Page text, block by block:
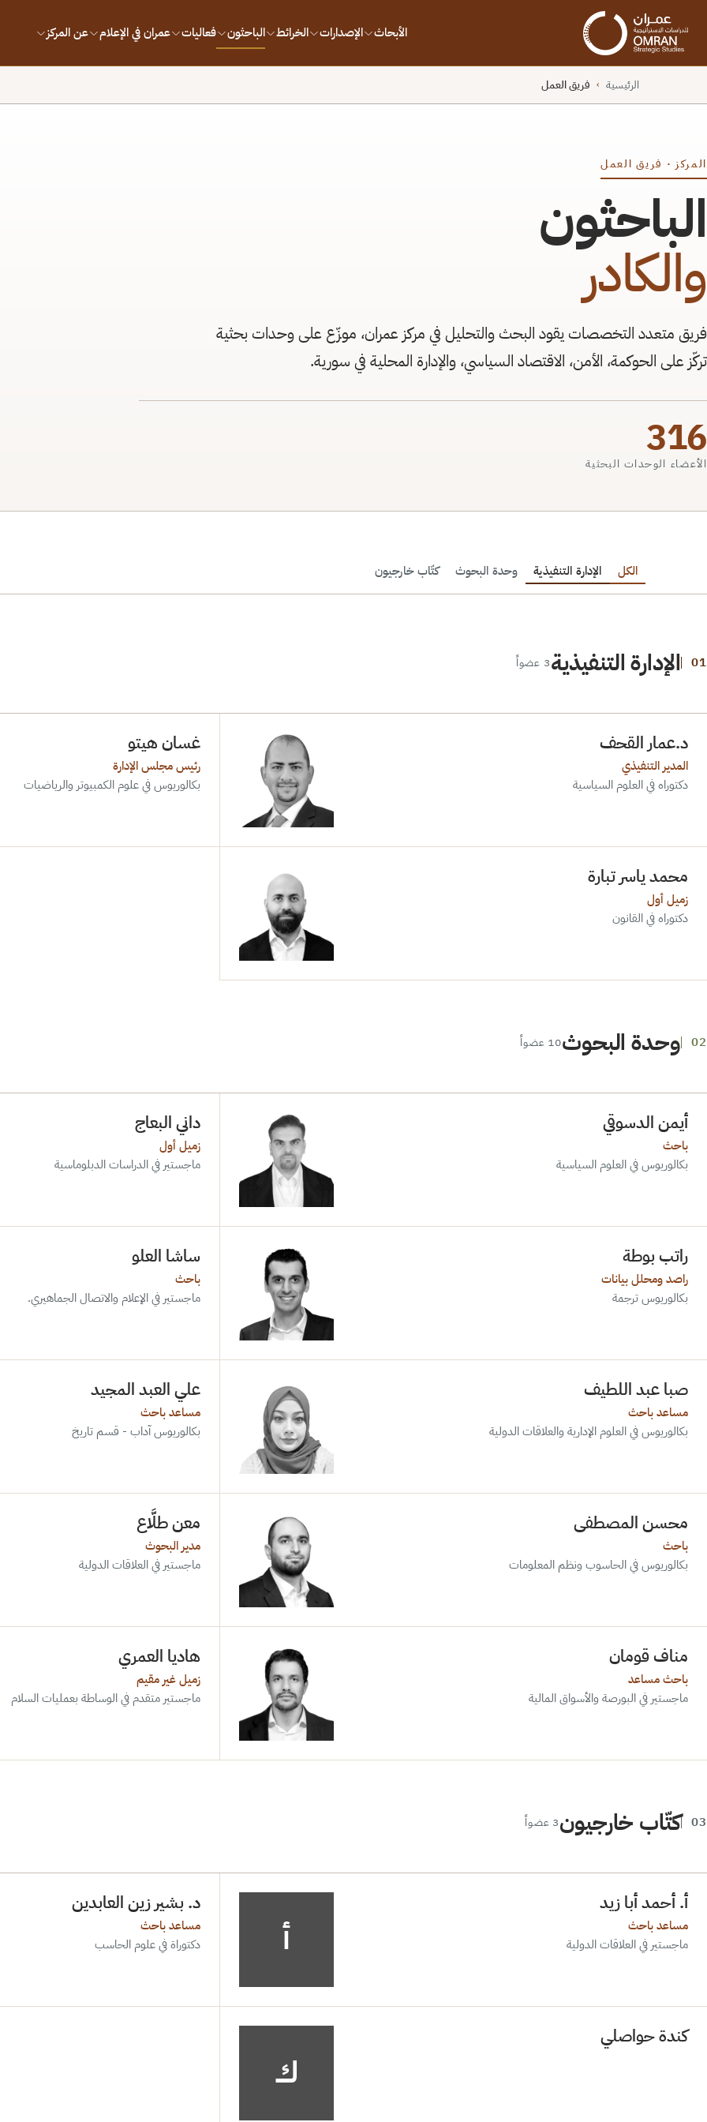
الأبحاث الإصدارات الخرائط الباحثون فعاليات عمران في الإعلام عن المركز
الرئيسية › فريق العمل
المركز · فريق العمل
الباحثون
والكادر
فريق متعدد التخصصات يقود البحث والتحليل في مركز عمران، موزّع على وحدات بحثية
تركّز على الحوكمة، الأمن، الاقتصاد السياسي، والإدارة المحلية في سورية.
الأعضاء
16
الوحدات البحثية
3
الكل الإدارة التنفيذية وحدة البحوث كتّاب خارجيون
الإدارة التنفيذية3
د.عمار القحف
المدير التنفيذي
دكتوراه في العلوم السياسية
غسان هيتو
رئيس مجلس الإدارة
بكالوريوس في علوم الكمبيوتر والرياضيات
محمد ياسر تبارة
زميل أول
دكتوراه في القانون
وحدة البحوث10
أيمن الدسوقي
باحث
بكالوريوس في العلوم السياسية
داني البعاج
زميل أول
ماجستير في الدراسات الدبلوماسية
راتب بوطة
راصد ومحلل بيانات
بكالوريوس ترجمة
ساشا العلو
باحث
ماجستير في الإعلام والاتصال الجماهيري.
صبا عبد اللطيف
مساعد باحث
بكالوريوس في العلوم الإدارية والعلاقات الدولية
علي العبد المجيد
مساعد باحث
بكالوريوس آداب - قسم تاريخ
محسن المصطفى
باحث
بكالوريوس في الحاسوب ونظم المعلومات
معن طلَّاع
مدير البحوث
ماجستير في العلاقات الدولية
مناف قومان
باحث مساعد
ماجستير في البورصة والأسواق المالية
هاديا العمري
زميل غير مقيم
ماجستير متقدم في الوساطة بعمليات السلام
كتّاب خارجيون3
أ
أ. أحمد أبا زيد
مساعد باحث
ماجستير في العلاقات الدولية
د. بشير زين العابدين
مساعد باحث
دكتوراة في علوم الحاسب
ك
كندة حواصلي